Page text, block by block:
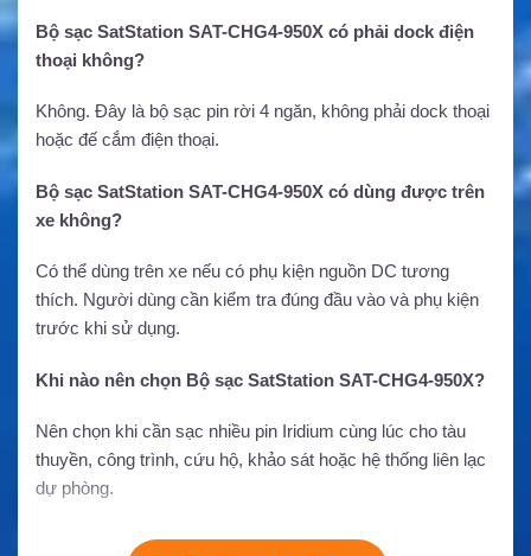
Bộ sạc SatStation SAT-CHG4-950X có phải dock điện
thoại không?
Không. Đây là bộ sạc pin rời 4 ngăn, không phải dock thoại
hoặc đế cắm điện thoại.
Bộ sạc SatStation SAT-CHG4-950X có dùng được trên
xe không?
Có thể dùng trên xe nếu có phụ kiện nguồn DC tương
thích. Người dùng cần kiểm tra đúng đầu vào và phụ kiện
trước khi sử dụng.
Khi nào nên chọn Bộ sạc SatStation SAT-CHG4-950X?
Nên chọn khi cần sạc nhiều pin Iridium cùng lúc cho tàu
thuyền, công trình, cứu hộ, khảo sát hoặc hệ thống liên lạc
dự phòng.